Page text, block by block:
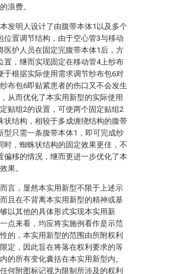
浪费。
发明人设计了由腹带本体1以及多个
位置调节结构，由于空心管3与移动
医护人员在固定完腹带本体1后，方
置，继而实现固定在移动管4上纱布
于根据实际使用需求调节纱布包6对
布包6即贴紧患者的伤口又不会发生
从而优化了本实用新型的实际使用
贴组2的设置，可使两个固定贴组2
状结构，相较于多成缠绕结构的腹带
型只需一条腹带本体1，即可完成纱
时，蜘蛛状结构的固定效果更佳，不
偏移的情况，继而更进一步优化了本
果。
言，显然本实用新型不限于上述示
且在不背离本实用新型的精神或基
以其他的具体形式实现本实用新
点来看，均应将实施例看作是示范
的，本实用新型的范围由所附权利
定，因此旨在将落在权利要求的等
的所有变化囊括在本实用新型内。
何附图标记视为限制所涉及的权利